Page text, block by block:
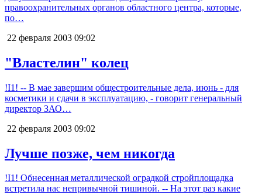
правоохранительных органов областного центра, которые,
по…
22 февраля 2003 09:02
"Властелин" колец
!I1! -- В мае завершим общестроительные дела, июнь - для
косметики и сдачи в эксплуатацию, - говорит генеральный
директор ЗАО…
22 февраля 2003 09:02
Лучше позже, чем никогда
!I1! Обнесенная металлической оградкой стройплощадка
встретила нас непривычной тишиной. -- На этот раз какие